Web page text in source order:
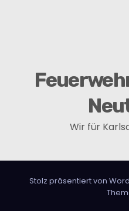
o
Wir für
Stolz präsentiert von